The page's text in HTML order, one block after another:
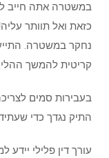
במשטרה אתה חייב
כזאת ואל תוותר
נחקר במשטרה.
קריטית להמשך
בעבירות סמים
התיק נגדך כדי
עורך דין פלילי